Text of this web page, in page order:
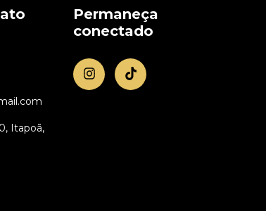
Itapoã,
Permaneça
conectado